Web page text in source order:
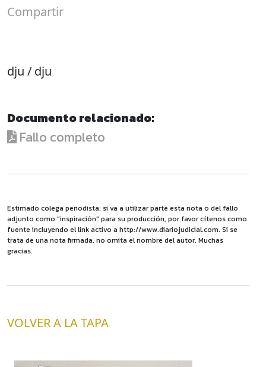
Compartir
dju / dju
Documento relacionado:
Fallo completo
Estimado colega periodista: si va a utilizar parte esta nota o del fallo
adjunto como "inspiración" para su producción, por favor cítenos como
fuente incluyendo el link activo a http://www.diariojudicial.com. Si se
trata de una nota firmada, no omita el nombre del autor. Muchas
gracias.
VOLVER A LA TAPA